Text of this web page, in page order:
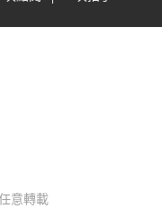
意轉載